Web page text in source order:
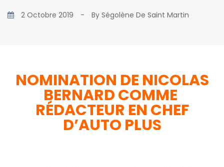
2 Octobre 2019 - By Ségolène De Saint Martin
NOMINATION DE NICOLAS
BERNARDCOMME
RÉDACTEUR EN CHEF
D’AUTO PLUS